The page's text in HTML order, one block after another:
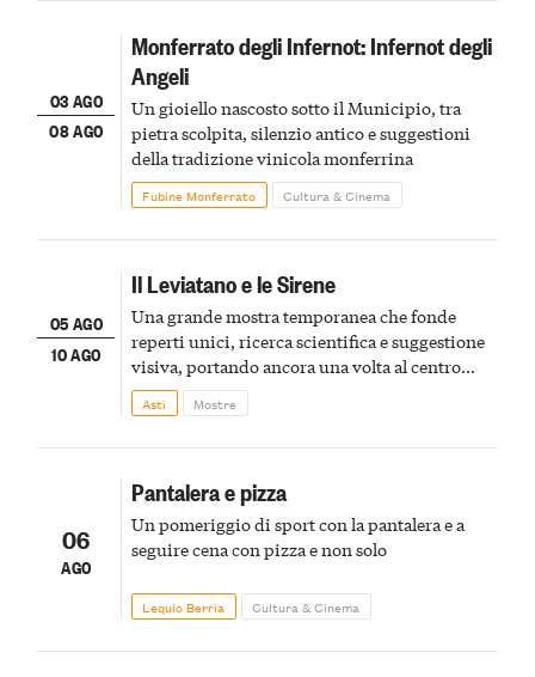
03 AGO
08 AGO
Monferrato degli Infernot: Infernot degli
Angeli
Un gioiello nascosto sotto il Municipio, tra
pietra scolpita, silenzio antico e suggestioni
della tradizione vinicola monferrina
Fubine Monferrato Cultura & Cinema
05 AGO
10 AGO
Il Leviatano e le Sirene
Una grande mostra temporanea che fonde
reperti unici, ricerca scientifica e suggestione
visiva, portando ancora una volta al centro
della scena le meraviglie del passato astigiano
Asti Mostre
06
AGO
Pantalera e pizza
Un pomeriggio di sport con la pantalera e a
seguire cena con pizza e non solo
Lequio Berria Cultura & Cinema